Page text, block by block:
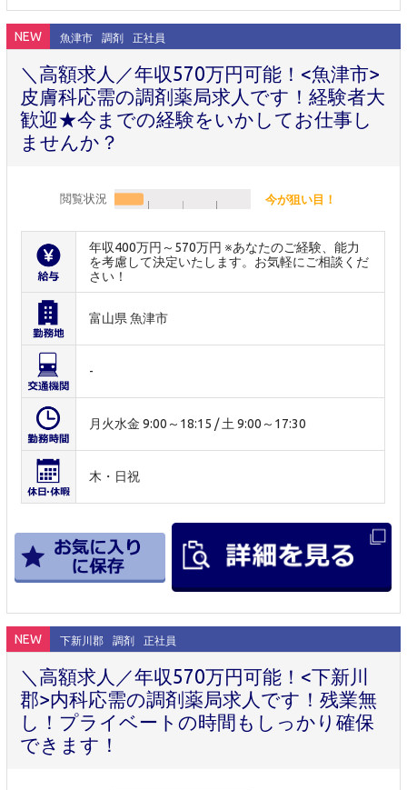
NEW 魚津市 調剤 正社員
＼高額求人／年収570万円可能！<魚津市>
皮膚科応需の調剤薬局求人です！経験者大
歓迎★今までの経験をいかしてお仕事し
ませんか？
閲覧状況 今が狙い目！
年収400万円～570万円 ※あなたのご経験、能力
を考慮して決定いたします。お気軽にご相談くだ
さい！
富山県 魚津市
-
月火水金 9:00～18:15 / 土 9:00～17:30
木・日祝
NEW 下新川郡 調剤 正社員
＼高額求人／年収570万円可能！<下新川
郡>内科応需の調剤薬局求人です！残業無
し！プライベートの時間もしっかり確保
できます！